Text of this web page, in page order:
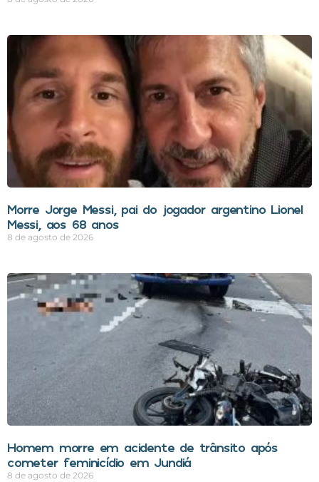
Morre Jorge Messi, pai do jogador argentino Lionel
Messi, aos 68 anos
8 de agosto de 2026
Homem morre em acidente de trânsito após
cometer feminicídio em Jundiá
8 de agosto de 2026